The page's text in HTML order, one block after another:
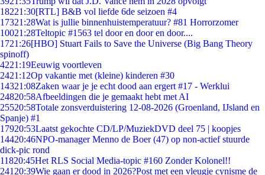
18221:30[RTL] B&B vol liefde 6de seizoen #4
17321:28Wat is jullie binnenhuistemperatuur? #81 Horrorzomer
10021:28Teltopic #1563 tel door en door en door....
1721:26[HBO] Stuart Fails to Save the Universe (Big Bang Theory
spinoff)
4221:19Eeuwig voortleven
2421:12Op vakantie met (kleine) kinderen #30
14321:08Zaken waar je je echt dood aan ergert #17 - Werklui
24820:58Afbeeldingen die je gemaakt hebt met AI
25520:58Totale zonsverduistering 12-08-2026 (Groenland, IJsland en
Spanje) #1
17920:53Laatst gekochte CD/LP/MuziekDVD deel 75 | koopjes
14420:46NPO-manager Menno de Boer (47) op non-actief stuurde
dick-pic rond
11820:45Het RLS Social Media-topic #160 Zonder Kolonel!!
241 20:39Wie gaan er dood in 2026?Post met een vleugje cynisme de